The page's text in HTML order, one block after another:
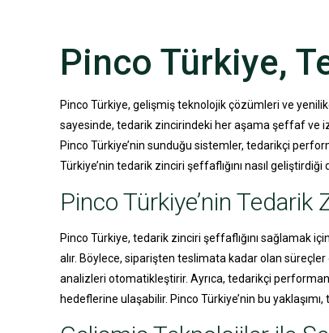
Pinco Türkiye,
Pinco Türkiye, gelişmiş teknolojik çözümleri ve
sayesinde, tedarik zincirindeki her aşama şeffaf ve
Pinco Türkiye’nin sunduğu sistemler, tedarikçi
Türkiye’nin tedarik zinciri şeffaflığını nasıl geliştirdiği
Pinco Türkiye’nin Tedarik
Pinco Türkiye, tedarik zinciri şeffaflığını sağlamak
alır. Böylece, siparişten teslimata kadar olan
analizleri otomatikleştirir. Ayrıca, tedarikçi
hedeflerine ulaşabilir. Pinco Türkiye’nin bu